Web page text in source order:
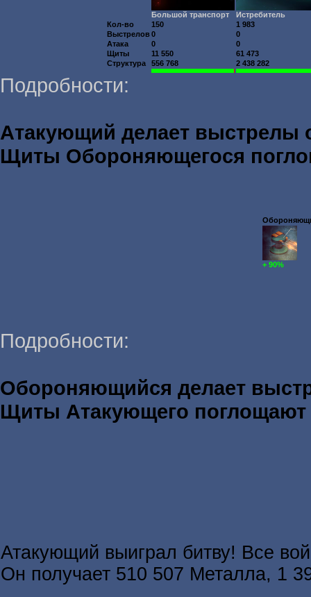
Большой транспорт
Истребитель
Кол-во
150
1 983
Выстрелов0
0
Атака
0
0
Щиты
11 550
61 473
Структура
556 768 2 438 282
Подробности:
Атакующий делает
Щиты Обороняющегося
+ 90%
Подробности:
Обороняющийся делает
Щиты Атакующего поглощают
Атакующий выиграл битву! Все
Он получает 510 507 Металла, 1